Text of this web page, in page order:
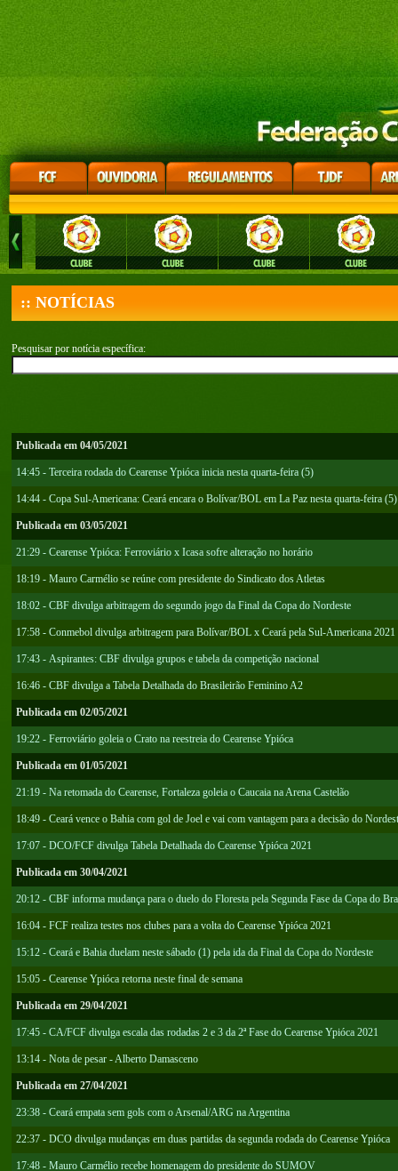
:: NOTÍCIAS
Pesquisar por notícia específica:
Publicada em 04/05/2021
14:45 - Terceira rodada do Cearense Ypióca inicia nesta quarta-feira (5)
14:44 - Copa Sul-Americana: Ceará encara o Bolívar/BOL em La Paz nesta quarta-feira (5)
Publicada em 03/05/2021
21:29 - Cearense Ypióca: Ferroviário x Icasa sofre alteração no horário
18:19 - Mauro Carmélio se reúne com presidente do Sindicato dos Atletas
18:02 - CBF divulga arbitragem do segundo jogo da Final da Copa do Nordeste
17:58 - Conmebol divulga arbitragem para Bolívar/BOL x Ceará pela Sul-Americana 2021
17:43 - Aspirantes: CBF divulga grupos e tabela da competição nacional
16:46 - CBF divulga a Tabela Detalhada do Brasileirão Feminino A2
Publicada em 02/05/2021
19:22 - Ferroviário goleia o Crato na reestreia do Cearense Ypióca
Publicada em 01/05/2021
21:19 - Na retomada do Cearense, Fortaleza goleia o Caucaia na Arena Castelão
18:49 - Ceará vence o Bahia com gol de Joel e vai com vantagem para a decisão do
17:07 - DCO/FCF divulga Tabela Detalhada do Cearense Ypióca 2021
Publicada em 30/04/2021
20:12 - CBF informa mudança para o duelo do Floresta pela Segunda Fase da Copa do
16:04 - FCF realiza testes nos clubes para a volta do Cearense Ypióca 2021
15:12 - Ceará e Bahia duelam neste sábado (1) pela ida da Final da Copa do Nordeste
15:05 - Cearense Ypióca retorna neste final de semana
Publicada em 29/04/2021
17:45 - CA/FCF divulga escala das rodadas 2 e 3 da 2ª Fase do Cearense Ypióca 2021
13:14 - Nota de pesar - Alberto Damasceno
Publicada em 27/04/2021
23:38 - Ceará empata sem gols com o Arsenal/ARG na Argentina
22:37 - DCO divulga mudanças em duas partidas da segunda rodada do Cearense Ypióca
17:48 - Mauro Carmélio recebe homenagem do presidente do SUMOV